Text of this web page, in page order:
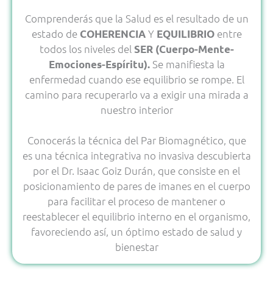
Comprenderás que la Salud es el resultado de un
estado de COHERENCIAY EQUILIBRIOentre
todos los niveles del SER (Cuerpo-Mente-
Emociones-Espíritu).Se manifiesta la
enfermedad cuando ese equilibrio se rompe. El
camino para recuperarlo va a exigir una mirada a
nuestro interior
Conocerás la técnica del Par Biomagnético, que
es una técnica integrativa no invasiva descubierta
por el Dr. Isaac Goiz Durán, que consiste en el
posicionamiento de pares de imanes en el cuerpo
para facilitar el proceso de mantener o
reestablecer el equilibrio interno en el organismo,
favoreciendo así, un óptimo estado de salud y
bienestar